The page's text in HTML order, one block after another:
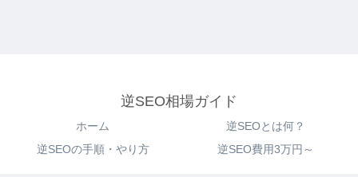
逆SEO相場ガイド
ホーム
逆SEOとは何？
逆SEOの手順・やり方
逆SEO費用3万円～